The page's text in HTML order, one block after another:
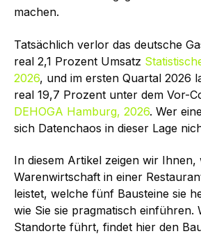
machen.
Tatsächlich verlor das deutsche
real 2,1 Prozent Umsatz
2026, und im ersten Quartal 2026
real 19,7 Prozent unter dem Vor-
DEHOGA Hamburg, 2026. Wer
sich Datenchaos in dieser Lage
In diesem Artikel zeigen wir Ihnen,
Warenwirtschaft in einer
leistet, welche fünf Bausteine sie
wie Sie sie pragmatisch einführen.
Standorte führt, findet hier den